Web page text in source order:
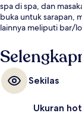
spa di spa, dan
buka untuk sarapan,
lainnya meliputi bar/
Sekilas
Ukuran